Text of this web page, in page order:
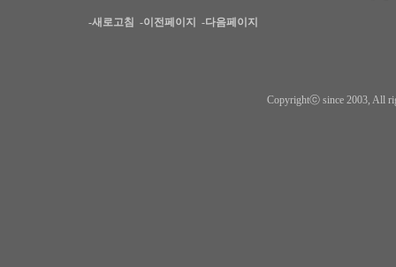
-새로고침 -이전페이지 -다음페이지
Copyrightⓒ since 2003, All